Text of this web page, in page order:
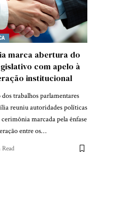
marca abertura do
com apelo à
institucional
trabalhos parlamentares
reuniu autoridades políticas
marcada pela ênfase
entre os…